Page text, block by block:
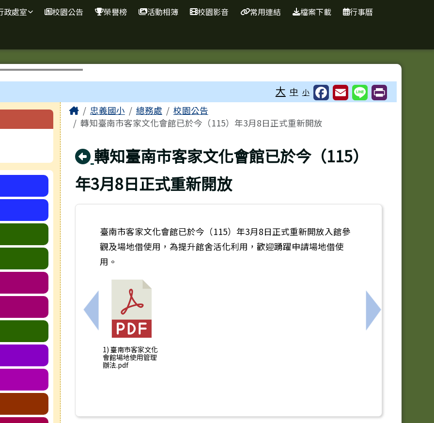
政處室 校園公告 榮譽榜 活動相簿 校園影音 常用連結 檔案下載 行事曆
⏸
大 中 小
主內容區域
Home忠義國小 總務處
校園公告
轉知臺南市客家文化會館已於今（115）年3月8日正式重新開放
回上頁
轉知臺南市客家文化會館已於今（115）
年3月8日正式重新開放
上一筆：115學年度五年級戶外教育勞務採購案
臺南市客家文化會館已於今（115）年3月8日正式重新開放入館參
觀及場地借使用，為提升館舍活化利用，歡迎踴躍申請場地借使
用。
1) 臺南市客家文化
會館場地使用管理
辦法.pdf
下一筆：115